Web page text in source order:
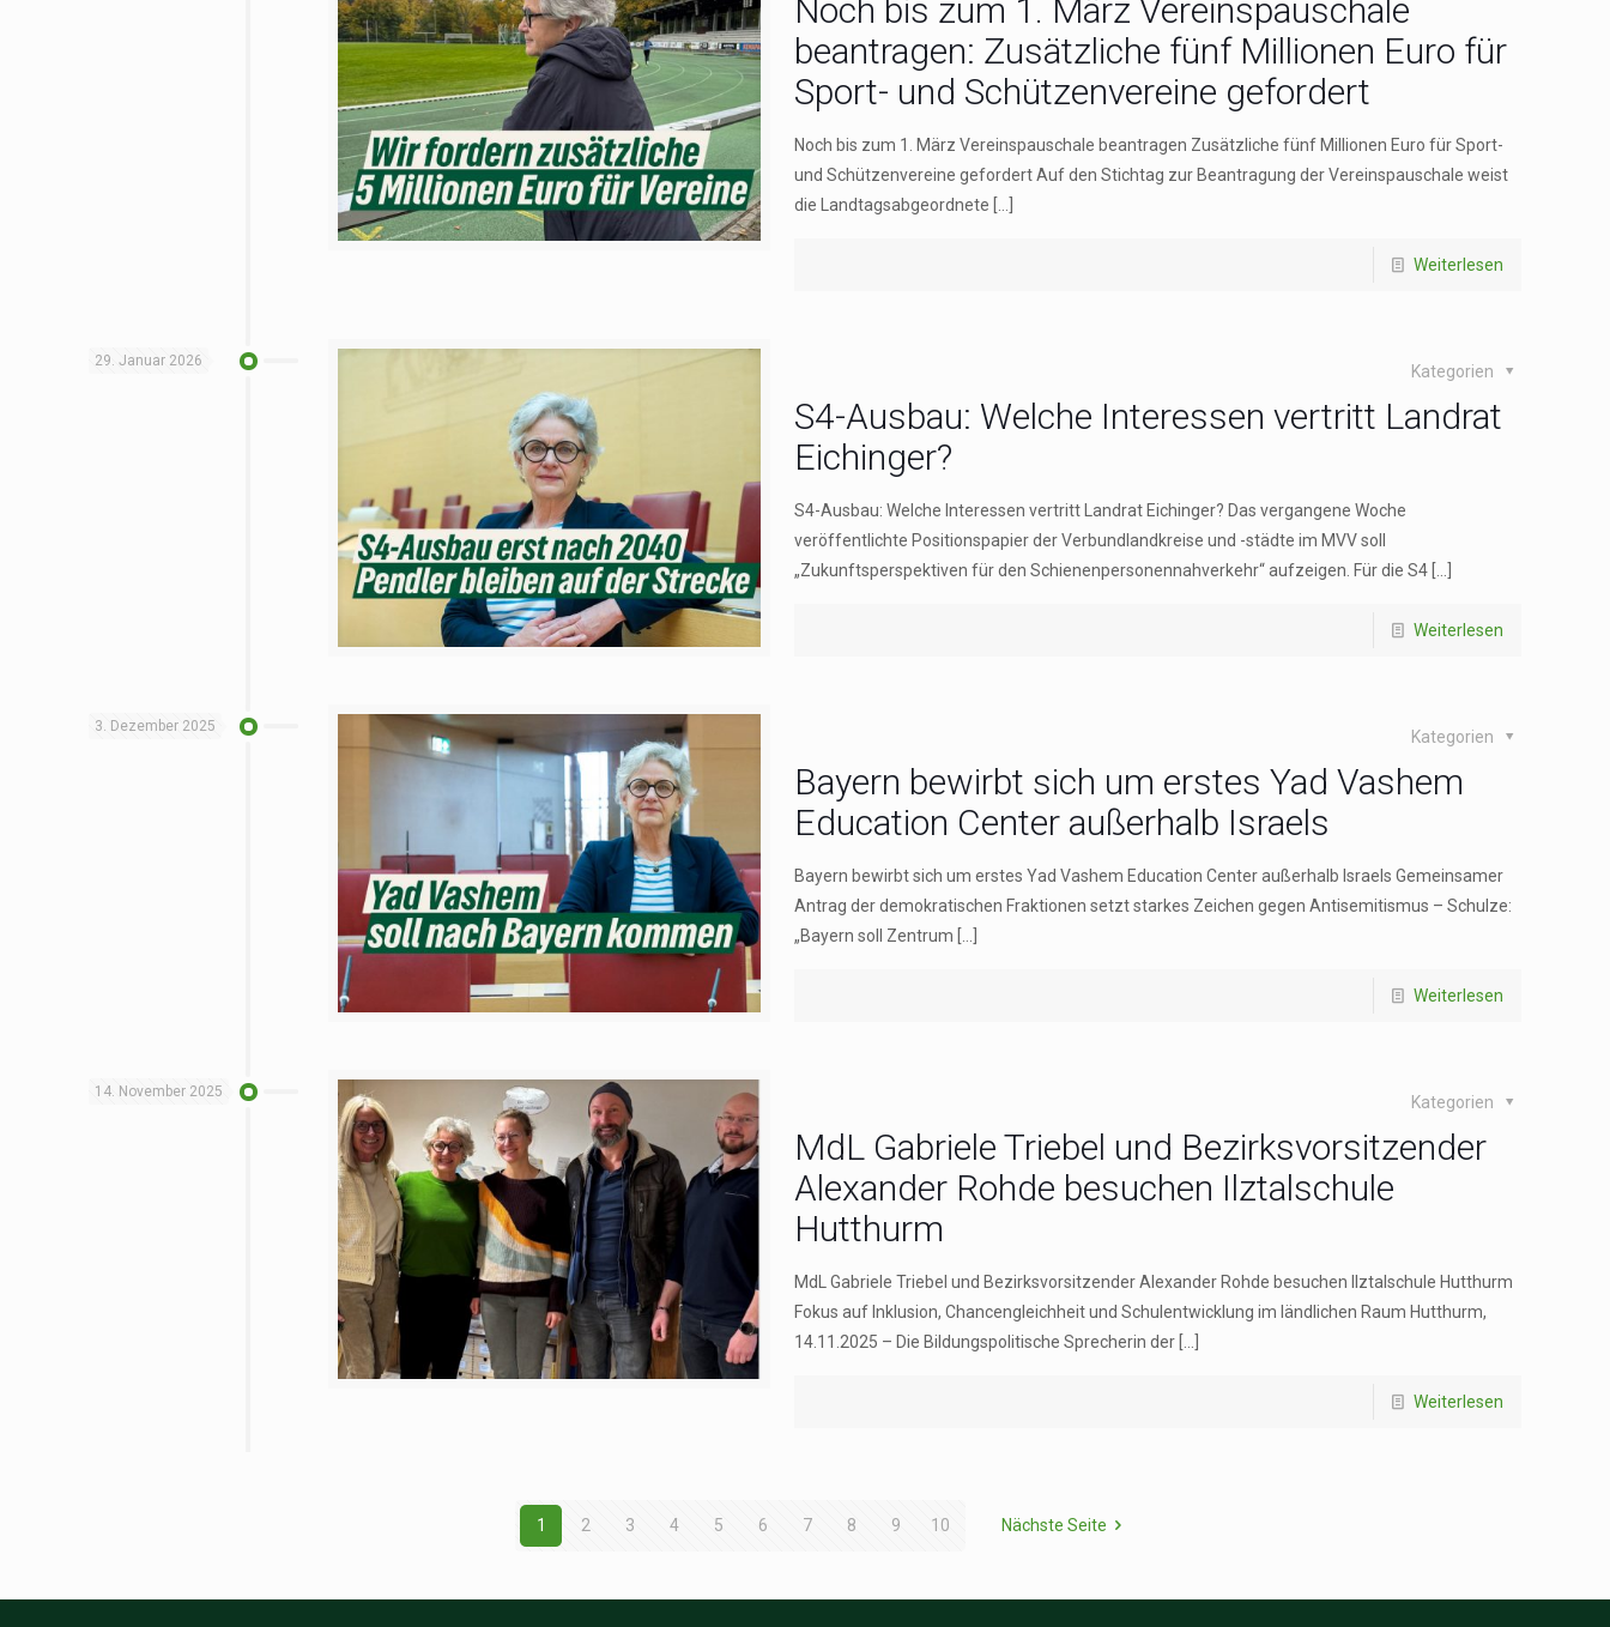
Noch bis zum 1. März Vereinspauschale
beantragen: Zusätzliche fünf Millionen Euro für
Sport- und Schützenvereine gefordert
Noch bis zum 1. März Vereinspauschale beantragen Zusätzliche fünf Millionen Euro für Sport-
und Schützenvereine gefordert Auf den Stichtag zur Beantragung der Vereinspauschale weist
die Landtagsabgeordnete
Weiterlesen
29. Januar 2026
Kategorien
S4-Ausbau: Welche Interessen vertritt Landrat
Eichinger?
S4-Ausbau: Welche Interessen vertritt Landrat Eichinger? Das vergangene Woche
veröffentlichte Positionspapier der Verbundlandkreise und -städte im MVV soll
„Zukunftsperspektiven für den Schienenpersonennahverkehr“ aufzeigen. Für die S4[…]
Weiterlesen
3. Dezember 2025
Kategorien
Bayern bewirbt sich um erstes Yad Vashem
Education Center außerhalb Israels
Bayern bewirbt sich um erstes Yad Vashem Education Center außerhalb Israels Gemeinsamer
Antrag der demokratischen Fraktionen setzt starkes Zeichen gegen Antisemitismus – Schulze:
„Bayern soll Zentrum
Weiterlesen
14. November 2025
Kategorien
MdL Gabriele Triebel und Bezirksvorsitzender
Alexander Rohde besuchen Ilztalschule
Hutthurm
MdL Gabriele Triebel und Bezirksvorsitzender Alexander Rohde besuchen Ilztalschule Hutthurm
Fokus auf Inklusion, Chancengleichheit und Schulentwicklung im ländlichen Raum Hutthurm,
14.11.2025 – Die Bildungspolitische Sprecherin der[…]
Weiterlesen
1 2 3 4 5 6 7 8 9 10 Nächste Seite